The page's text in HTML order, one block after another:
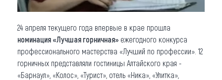
24 апреля текущего года впервые в крае прошла
номинация «Лучшая горничная» ежегодного конкурса
профессионального мастерства «Лучший по профессии». 12
горничных представляли гостиницы Алтайского края -
«Барнаул», «Колос», «Турист», отель «Ника», «Улитка»,